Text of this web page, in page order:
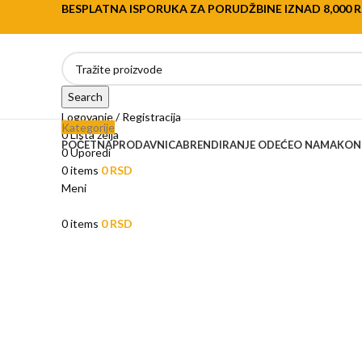
BESPLATNA ISPORUKA ZA PORUDŽBINE IZNAD 8,000
Search
Logovanje / Registracija
0Lista želja
0Uporedi
0items 0RSD
Meni
0items 0RSD
Kategorije
POČETNAPRODAVNICABRENDIRANJE ODEĆEO NAMA